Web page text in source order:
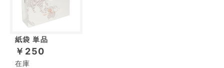
紙袋 単品
￥250
在庫